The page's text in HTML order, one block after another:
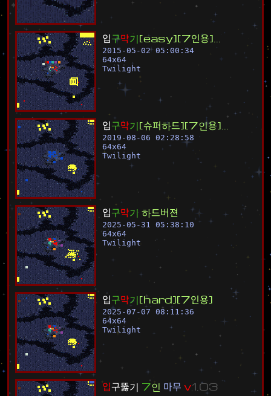
입구막기[easy][7인용]
2015-05-02 05:00:34
64x64
Twilight
입구막기[슈퍼하드][7인용]
2019-08-06 02:28:58
64x64
Twilight
입구막기 하드버젼
2025-05-31 05:38:10
64x64
Twilight
입구막기[hard][7인용]
2025-07-07 08:11:36
64x64
Twilight
입구뚫기 7인 마무 v1 03